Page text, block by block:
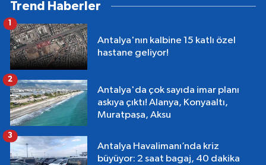
Trend Haberler
Antalya'nın kalbine 15 katlı özel
hastane geliyor!
1
Antalya'da çok sayıda imar planı
askıya çıktı! Alanya, Konyaaltı,
Muratpaşa, Aksu
2
Antalya Havalimanı’nda kriz
büyüyor: 2 saat bagaj, 40 dakika
3